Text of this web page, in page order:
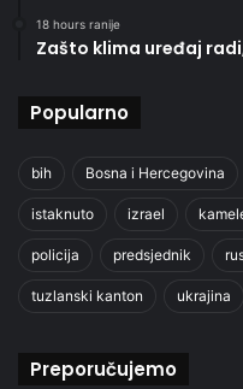
18 hours ranije
Zašto klima uređaj
Popularno
bih Bosna i Hercegovina
istaknuto izrael
policija predsjednik
tuzlanski kanton ukrajina
Preporučujemo